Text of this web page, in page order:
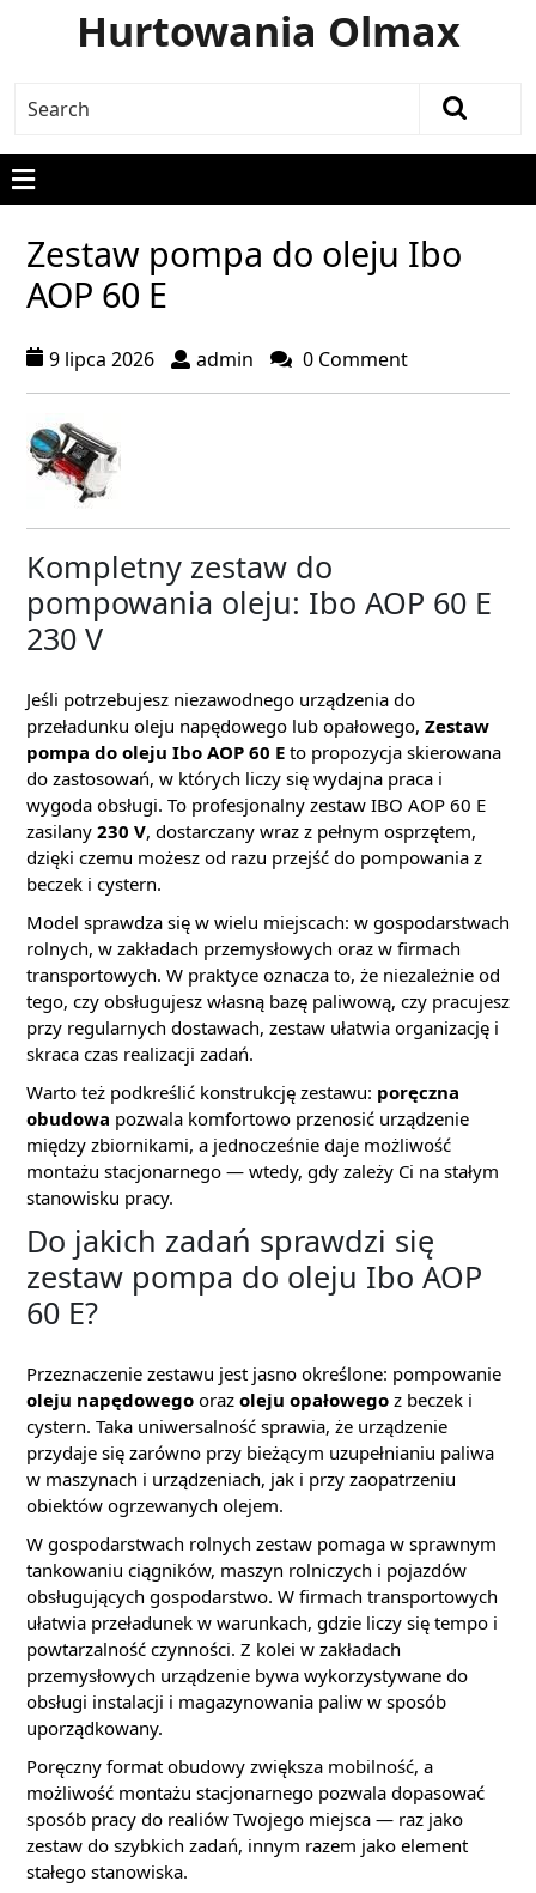
Hurtowania Olmax
Zestaw pompa do oleju Ibo
AOP 60 E
9 lipca 2026 admin 0 Comment
Kompletny zestaw do
pompowania oleju: Ibo AOP 60 E
230 V
Jeśli potrzebujesz niezawodnego urządzenia do
przeładunku oleju napędowego lub opałowego, Zestaw
pompa do oleju Ibo AOP 60 E to propozycja skierowana
do zastosowań, w których liczy się wydajna praca i
wygoda obsługi. To profesjonalny zestaw IBO AOP 60 E
zasilany 230 V, dostarczany wraz z pełnym osprzętem,
dzięki czemu możesz od razu przejść do pompowania z
beczek i cystern.
Model sprawdza się w wielu miejscach: w gospodarstwach
rolnych, w zakładach przemysłowych oraz w firmach
transportowych. W praktyce oznacza to, że niezależnie od
tego, czy obsługujesz własną bazę paliwową, czy pracujesz
przy regularnych dostawach, zestaw ułatwia organizację i
skraca czas realizacji zadań.
Warto też podkreślić konstrukcję zestawu: poręczna
obudowa pozwala komfortowo przenosić urządzenie
między zbiornikami, a jednocześnie daje możliwość
montażu stacjonarnego — wtedy, gdy zależy Ci na stałym
stanowisku pracy.
Do jakich zadań sprawdzi się
zestaw pompa do oleju Ibo AOP
60 E?
Przeznaczenie zestawu jest jasno określone: pompowanie
oleju napędowego oraz oleju opałowego z beczek i
cystern. Taka uniwersalność sprawia, że urządzenie
przydaje się zarówno przy bieżącym uzupełnianiu paliwa
w maszynach i urządzeniach, jak i przy zaopatrzeniu
obiektów ogrzewanych olejem.
W gospodarstwach rolnych zestaw pomaga w sprawnym
tankowaniu ciągników, maszyn rolniczych i pojazdów
obsługujących gospodarstwo. W firmach transportowych
ułatwia przeładunek w warunkach, gdzie liczy się tempo i
powtarzalność czynności. Z kolei w zakładach
przemysłowych urządzenie bywa wykorzystywane do
obsługi instalacji i magazynowania paliw w sposób
uporządkowany.
Poręczny format obudowy zwiększa mobilność, a
możliwość montażu stacjonarnego pozwala dopasować
sposób pracy do realiów Twojego miejsca — raz jako
zestaw do szybkich zadań, innym razem jako element
stałego stanowiska.